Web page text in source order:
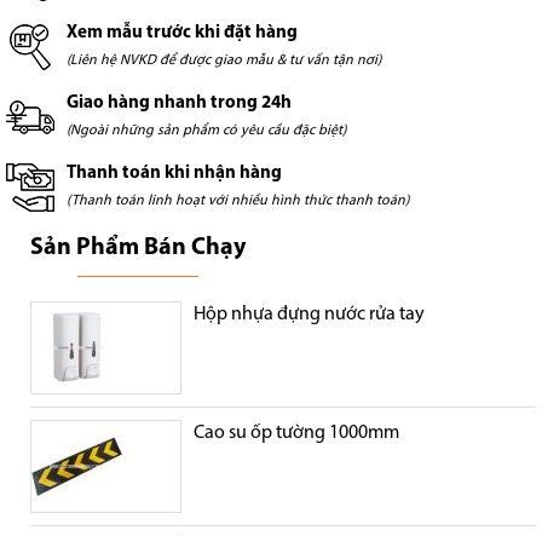
Xem mẫu trước khi đặt hàng
(Liên hệ NVKD để được giao mẫu & tư vấn tận nơi)
Giao hàng nhanh trong 24h
(Ngoài những sản phẩm có yêu cầu đặc biệt)
Thanh toán khi nhận hàng
(Thanh toán linh hoạt với nhiều hình thức thanh toán)
Sản Phẩm Bán Chạy
Hộp nhựa đựng nước rửa tay
Cao su ốp tường 1000mm